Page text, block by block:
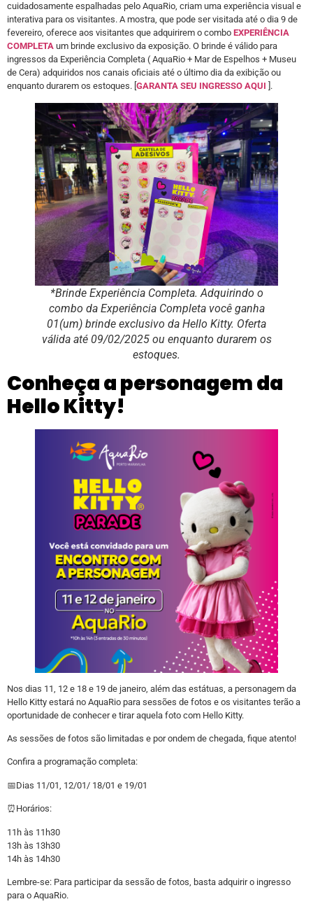
cuidadosamente espalhadas pelo AquaRio, criam uma experiência visual e
interativa para os visitantes. A mostra, que pode ser visitada até o dia 9 de
fevereiro, oferece aos visitantes que adquirirem o combo EXPERIÊNCIA
COMPLETA um brinde exclusivo da exposição. O brinde é válido para
ingressos da Experiência Completa ( AquaRio + Mar de Espelhos + Museu
de Cera) adquiridos nos canais oficiais até o último dia da exibição ou
enquanto durarem os estoques. [ GARANTA SEU INGRESSO AQUI ].
*Brinde Experiência Completa. Adquirindo o
combo da Experiência Completa você ganha
01(um) brinde exclusivo da Hello Kitty. Oferta
válida até 09/02/2025 ou enquanto durarem os
estoques.
Conheça a personagem da
Hello Kitty!
Nos dias 11, 12 e 18 e 19 de janeiro, além das estátuas, a personagem da
Hello Kitty estará no AquaRio para sessões de fotos e os visitantes terão a
oportunidade de conhecer e tirar aquela foto com Hello Kitty.
As sessões de fotos são limitadas e por ondem de chegada, fique atento!
Confira a programação completa:
📅Dias 11/01, 12/01/ 18/01 e 19/01
⏰Horários:
11h às 11h30
13h às 13h30
14h às 14h30
Lembre-se: Para participar da sessão de fotos, basta adquirir o ingresso
para o AquaRio.